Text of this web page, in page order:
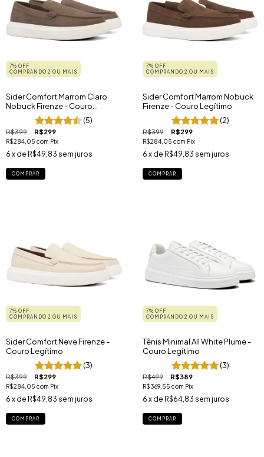
7% OFF
COMPRANDO 2 OU MAIS
Sider Comfort Marrom Claro
Nobuck Firenze - Couro
(5)
R$399 R$299
R$284,05 com Pix
6 x de R$49,83 sem juros
COMPRAR
7% OFF
COMPRANDO 2 OU MAIS
Sider Comfort Marrom Nobuck
Firenze - Couro Legítimo
(2)
R$399 R$299
R$284,05 com Pix
6 x de R$49,83 sem juros
COMPRAR
7% OFF
COMPRANDO 2 OU MAIS
Sider Comfort Neve Firenze -
Couro Legítimo
(3)
R$399 R$299
R$284,05 com Pix
6 x de R$49,83 sem juros
COMPRAR
7% OFF
COMPRANDO 2 OU MAIS
Tênis Minimal All White Plume -
Couro Legítimo
(3)
R$499 R$389
R$369,55 com Pix
6 x de R$64,83 sem juros
COMPRAR